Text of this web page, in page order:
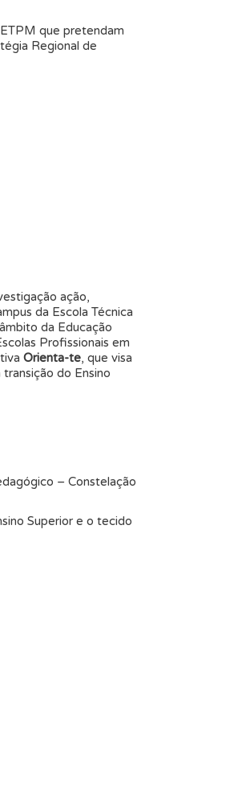
que pretendam
Regional de
ação,
da Escola Técnica
da Educação
Profissionais em
Orienta-te, que visa
do Ensino
– Constelação
Superior e o tecido